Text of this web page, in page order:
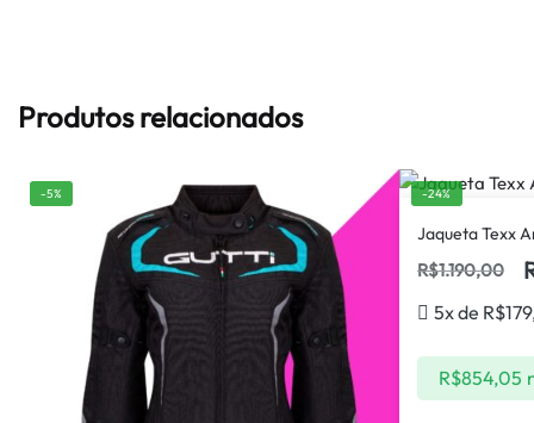
Produtos relacionados
-5% -24%
Jaqueta Texx
R$1.190,00
5x de R$
R$854,05